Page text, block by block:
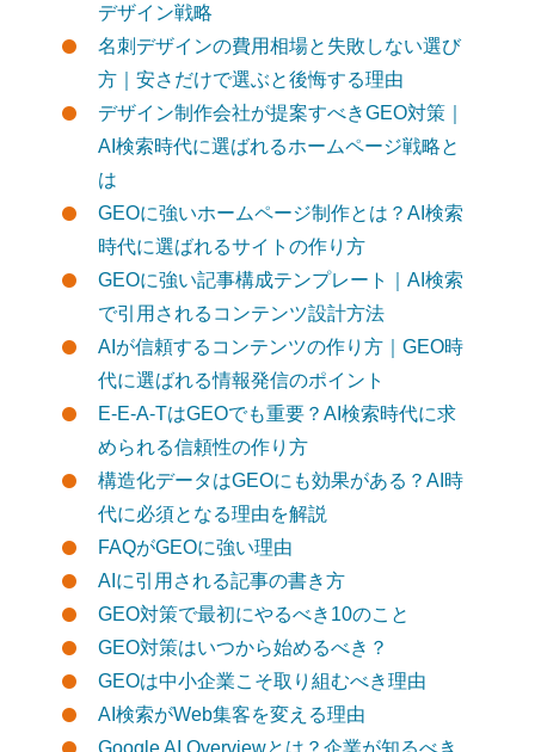
デザイン戦略
名刺デザインの費用相場と失敗しない選び
方｜安さだけで選ぶと後悔する理由
デザイン制作会社が提案すべきGEO対策｜
AI検索時代に選ばれるホームページ戦略と
は
GEOに強いホームページ制作とは？AI検索
時代に選ばれるサイトの作り方
GEOに強い記事構成テンプレート｜AI検索
で引用されるコンテンツ設計方法
AIが信頼するコンテンツの作り方｜GEO時
代に選ばれる情報発信のポイント
E-E-A-TはGEOでも重要？AI検索時代に求
められる信頼性の作り方
構造化データはGEOにも効果がある？AI時
代に必須となる理由を解説
FAQがGEOに強い理由
AIに引用される記事の書き方
GEO対策で最初にやるべき10のこと
GEO対策はいつから始めるべき？
GEOは中小企業こそ取り組むべき理由
AI検索がWeb集客を変える理由
Google AI Overviewとは？企業が知るべき